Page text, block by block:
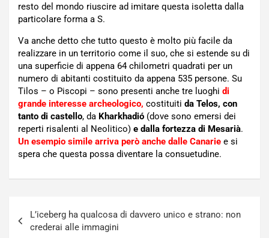
resto del mondo riuscire ad imitare questa isoletta dalla
particolare forma a S.
Va anche detto che tutto questo è molto più facile da
realizzare in un territorio come il suo, che si estende su di
una superficie di appena 64 chilometri quadrati per un
numero di abitanti costituito da appena 535 persone. Su
Tilos – o Piscopi – sono presenti anche tre luoghi di
grande interesse archeologico, costituiti da Telos, con
tanto di castello, da Kharkhadió (dove sono emersi dei
reperti risalenti al Neolitico) e dalla fortezza di Mesarià.
Un esempio simile arriva però anche dalle Canarie e si
spera che questa possa diventare la consuetudine.
articoli
L’iceberg ha qualcosa di davvero unico e strano: non
crederai alle immagini